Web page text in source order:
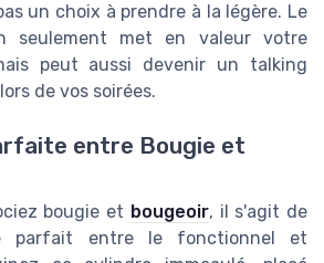
un choix à prendre à la légère. Le
seulement met en valeur votre
peut aussi devenir un talking
de vos soirées.
entre Bougie et
bougie et bougeoir, il s'agit de
parfait entre le fonctionnel et